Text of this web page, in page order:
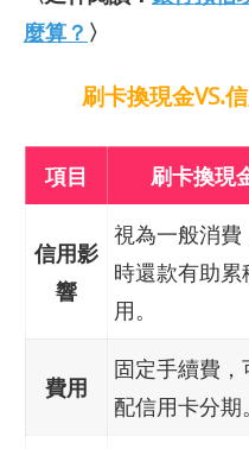
麼算？ 〉
刷卡換現金VS.
項目 刷卡換現
信用影
響
視為一般消費
時還款有助累
用。
費用
固定手續費，
配信用卡分期。